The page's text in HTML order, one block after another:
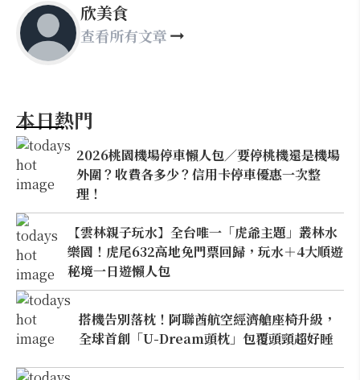
欣美食
查看所有文章
本日熱門
2026桃園機場停車懶人包／要停桃機還是機場
外圍？收費各多少？信用卡停車優惠一次整
理！
【雲林親子玩水】全台唯一「虎爺主題」叢林水
樂園！虎尾632高地免門票回歸，玩水＋4大順遊
秘境一日遊懶人包
搭機告別落枕！阿聯酋航空經濟艙座椅升級，
全球首創「U-Dream頭枕」包覆頭頸超好睡